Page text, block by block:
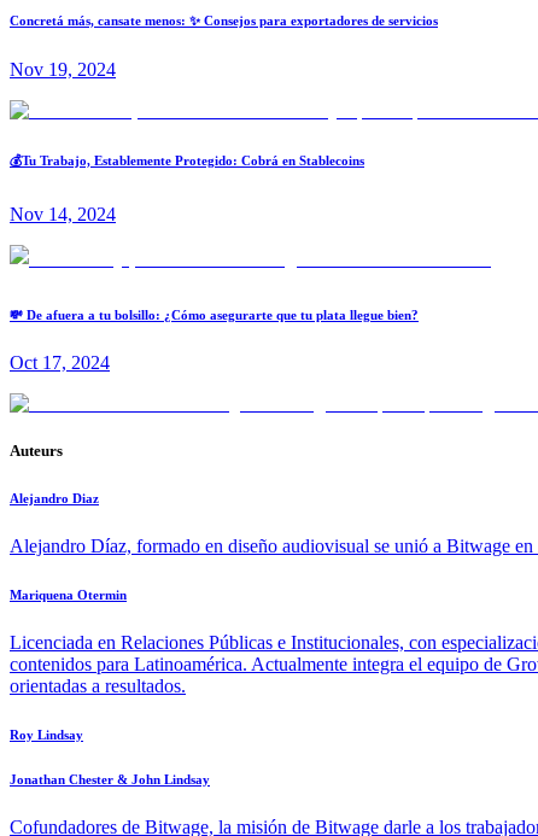
Concretá más, cansate menos: ✨ Consejos para exportadores de servicios
Nov 19, 2024
💰Tu Trabajo, Establemente Protegido: Cobrá en Stablecoins
Nov 14, 2024
💸 De afuera a tu bolsillo: ¿Cómo asegurarte que tu plata llegue bien?
Oct 17, 2024
Auteurs
Alejandro Diaz
Alejandro Díaz, formado en diseño audiovisual se unió a Bitwage
Mariquena Otermin
Licenciada en Relaciones Públicas e Institucionales, con
contenidos para Latinoamérica. Actualmente integra el equipo de
orientadas a resultados.
Roy Lindsay
Jonathan Chester & John Lindsay
Cofundadores de Bitwage, la misión de Bitwage darle a los